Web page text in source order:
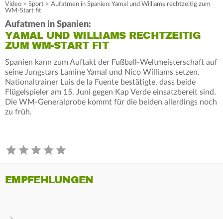
Video > Sport > Aufatmen in Spanien: Yamal und Williams rechtzeitig zum
WM-Start fit
Aufatmen in Spanien:
YAMAL UND WILLIAMS RECHTZEITIG
ZUM WM-START FIT
Spanien kann zum Auftakt der Fußball-Weltmeisterschaft auf
seine Jungstars Lamine Yamal und Nico Williams setzen.
Nationaltrainer Luis de la Fuente bestätigte, dass beide
Flügelspieler am 15. Juni gegen Kap Verde einsatzbereit sind.
Die WM-Generalprobe kommt für die beiden allerdings noch
zu früh.
EMPFEHLUNGEN